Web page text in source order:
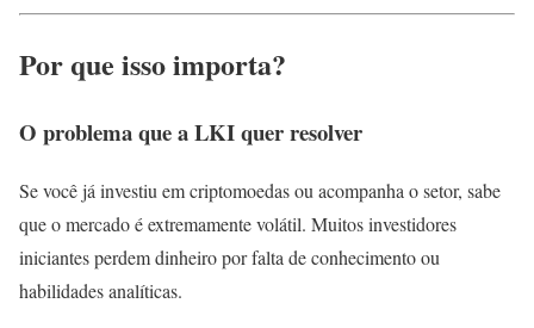
Por que isso importa?
O problema que a LKI quer resolver
Se você já investiu em criptomoedas ou acompanha o setor, sabe
que o mercado é extremamente volátil. Muitos investidores
iniciantes perdem dinheiro por falta de conhecimento ou
habilidades analíticas.